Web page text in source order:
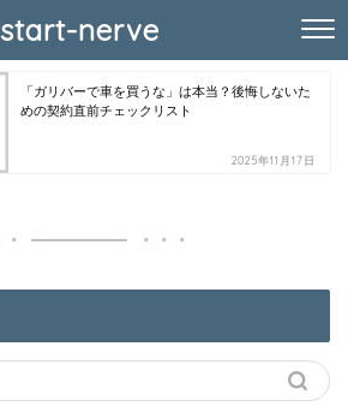
start-nerve
「ガリバーで車を買うな」は本当？後悔しないた
めの契約直前チェックリスト
2025年11月17日